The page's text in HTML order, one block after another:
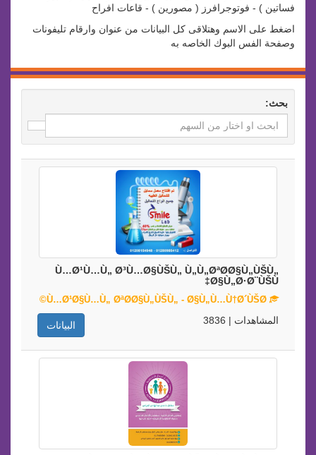
فساتين ) - فوتوجرافرز ( مصورين ) - قاعات افراح
اضغط على الاسم وهتلاقى كل البيانات من عنوان وارقام تليفونات
وصفحة الفس البوك الخاصه به
بحث:
Ù…Ø¹Ù…Ù„ Ø³Ù…Ø§ÙŠÙ„ Ù„Ù„ØªØ­Ø§Ù„ÙŠÙ„
Ø§Ù„Ø·Ø¨ÙŠÙ‡
البيانات المشاهدات | 3836